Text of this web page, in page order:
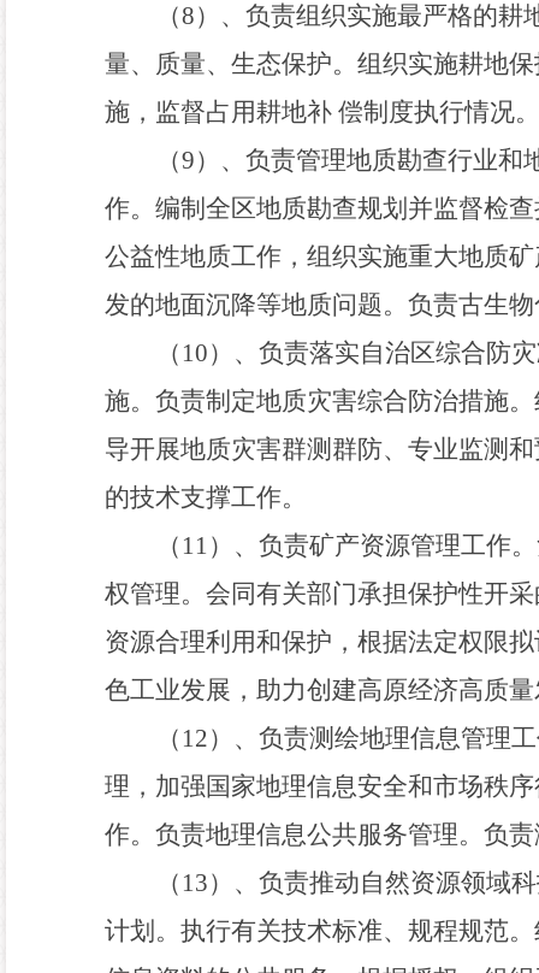
（8）、负责组织实施最严格的耕
量、质量、生态保护。组织实施耕地
施，监督占用耕地补 偿制度执行情况。
（9）、负责管理地质勘查行业和
作。编制全区地质勘查规划并监督检
公益性地质工作 ， 组织实施重大地质
发的地面沉降等地质问题。负责古生
（ 10）、负责落实自治区综合防
施。负责制定地质灾害综合防治措施
导开展地质灾害群测群防、专业监测
的技术支撑工作。
（ 11）、负责矿产资源管理工作
权管理。会同有关部门承担保护性开
资源合理利用和保护 ， 根据法定权限
色工业发展 ， 助力创建高原经济高质
（ 12）、负责测绘地理信息管理
理 ， 加强国家地理信息安全和市场秩
作。负责地理信息公共服务管理。负
（ 13）、负责推动自然资源领域
计划。执行有关技术标准、规程规范